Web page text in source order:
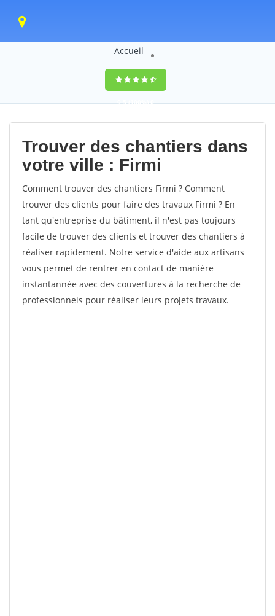
Accueil
9,5(100%)0
votes
Trouver des chantiers dans
votre ville : Firmi
Comment trouver des chantiers Firmi ? Comment
trouver des clients pour faire des travaux Firmi ? En
tant qu'entreprise du bâtiment, il n'est pas toujours
facile de trouver des clients et trouver des chantiers à
réaliser rapidement. Notre service d'aide aux artisans
vous permet de rentrer en contact de manière
instantannée avec des couvertures à la recherche de
professionnels pour réaliser leurs projets travaux.